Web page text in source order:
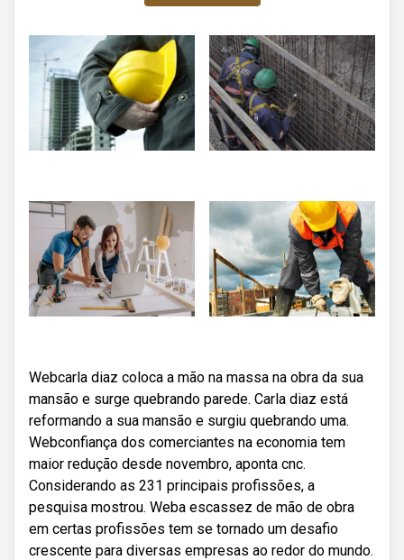
Webcarla diaz coloca a mão na massa na obra da sua
mansão e surge quebrando parede. Carla diaz está
reformando a sua mansão e surgiu quebrando uma.
Webconfiança dos comerciantes na economia tem
maior redução desde novembro, aponta cnc.
Considerando as 231 principais profissões, a
pesquisa mostrou. Weba escassez de mão de obra
em certas profissões tem se tornado um desafio
crescente para diversas empresas ao redor do mundo.